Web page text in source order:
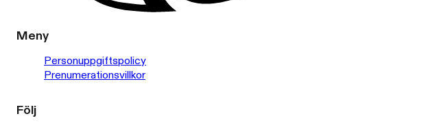
Meny
Personuppgiftspolicy
Prenumerationsvillkor
Följ